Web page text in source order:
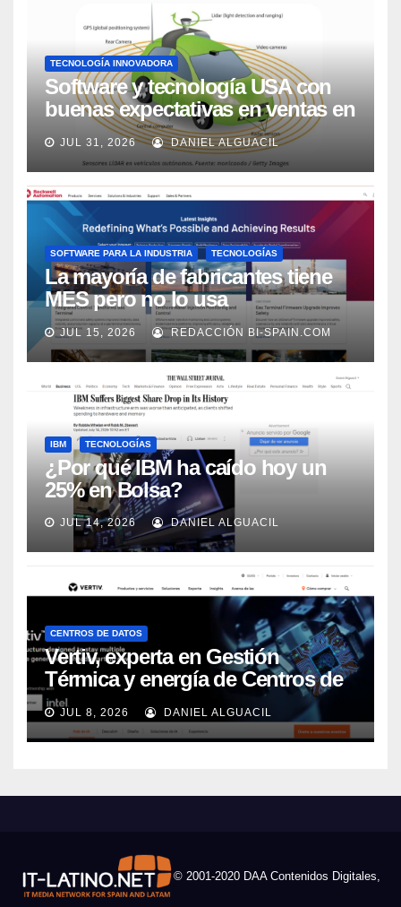
TECNOLOGÍA INNOVADORA
Software y tecnología USA con
buenas expectativas en ventas en
los próximos 2 años, según
Market Watch
JUL 31, 2026 DANIEL ALGUACIL
SOFTWARE PARA LA INDUSTRIA TECNOLOGÍAS
La mayoría de fabricantes tiene
MES pero no lo usa
adecuadamente, según Rockwell
Automation
JUL 15, 2026 REDACCIÓN BI-SPAIN.COM
IBM TECNOLOGÍAS
¿Por qué IBM ha caído hoy un
25% en Bolsa?
JUL 14, 2026 DANIEL ALGUACIL
CENTROS DE DATOS
Vertiv, experta en Gestión
Térmica y energía de Centros de
Datos, sigue su crecimiento
imparable
JUL 8, 2026 DANIEL ALGUACIL
© 2001-2020 DAA Contenidos Digitales,